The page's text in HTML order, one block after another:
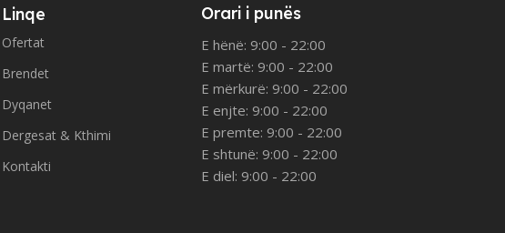
Linqe
Ofertat
Brendet
Dyqanet
Dergesat & Kthimi
Kontakti
Orari i punës
E hënë: 9:00 - 22:00
E martë: 9:00 - 22:00
E mërkurë: 9:00 - 22:00
E enjte: 9:00 - 22:00
E premte: 9:00 - 22:00
E shtunë: 9:00 - 22:00
E diel: 9:00 - 22:00